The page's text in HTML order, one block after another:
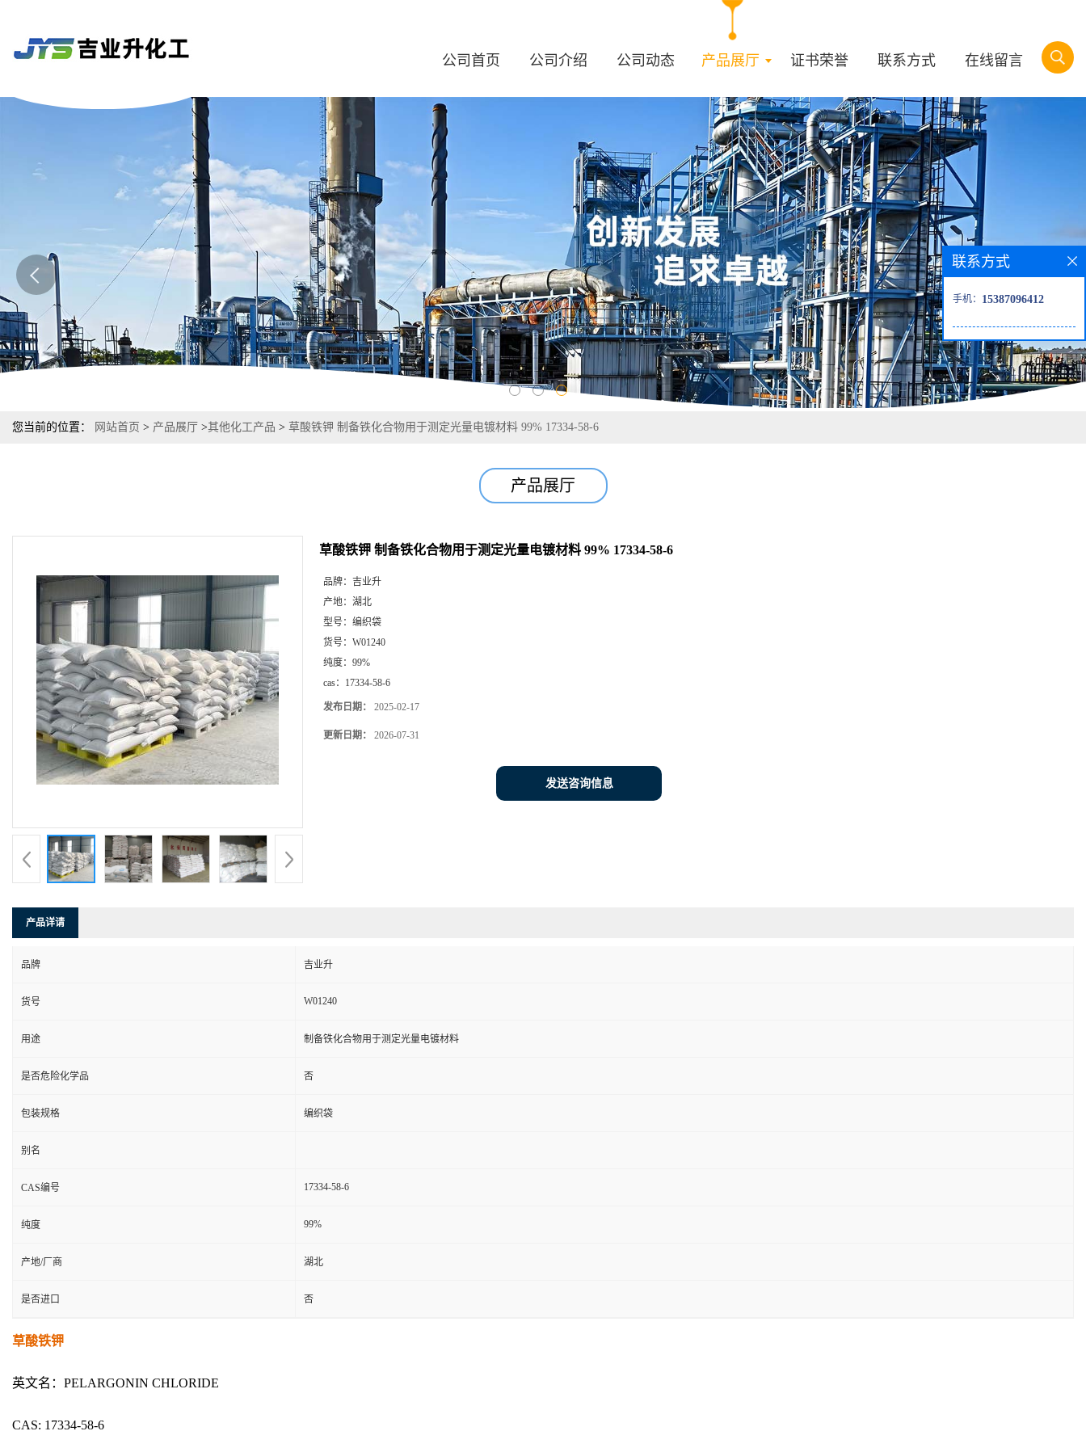
公司首页 公司介绍 公司动态 产品展厅 证书荣誉 联系方式 在线留言
您当前的位置： 网站首页 > 产品展厅 >其他化工产品 > 草酸铁钾 制备铁化合物用于测定光量电镀材料 99% 17334-58-6
产品展厅
草酸铁钾 制备铁化合物用于测定光量电镀材料 99% 17334-58-6
品牌： 吉业升
产地： 湖北
型号： 编织袋
货号： W01240
纯度： 99%
cas： 17334-58-6
发布日期： 2025-02-17
更新日期： 2026-07-31
发送咨询信息
产品详请
品牌 吉业升
货号 W01240
用途 制备铁化合物用于测定光量电镀材料
是否危险化学品 否
包装规格 编织袋
别名
CAS编号 17334-58-6
纯度 99%
产地/厂商 湖北
是否进口 否
草酸铁钾
英文名：PELARGONIN CHLORIDE
CAS: 17334-58-6
联系方式
手机： 15387096412